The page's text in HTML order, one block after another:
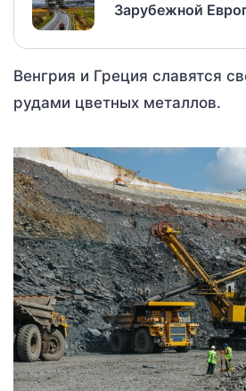
Зарубежной
Венгрия и Греция славятся
рудами цветных металлов.